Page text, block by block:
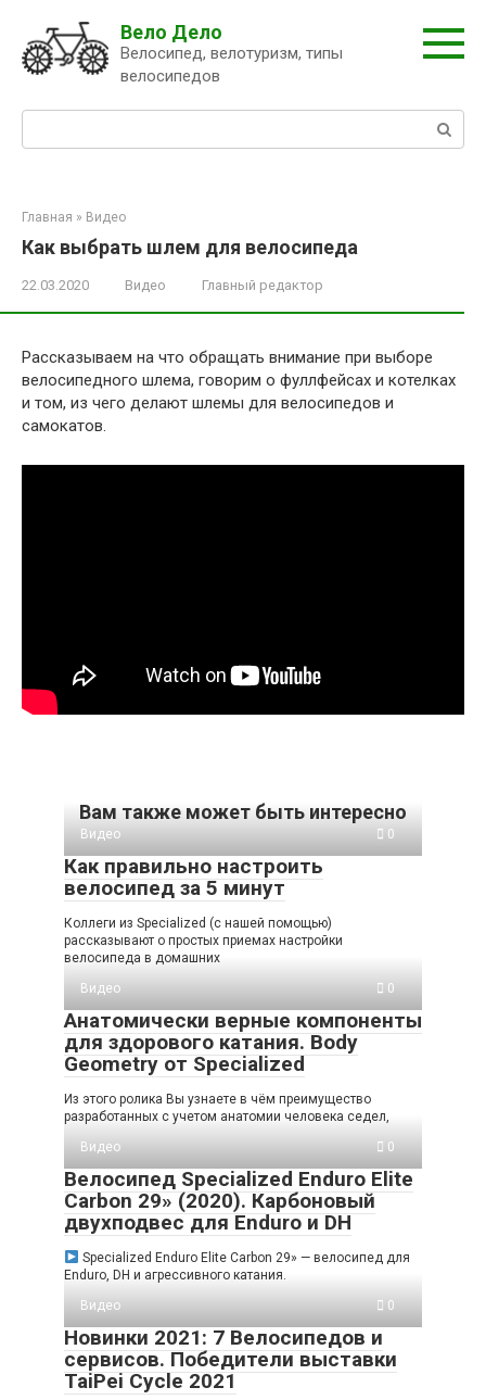
контенту
Вело Дело
Велосипед, велотуризм, типы
велосипедов
Главная » Видео
Как выбрать шлем для велосипеда
22.03.2020 Видео Главный редактор
Рассказываем на что обращать внимание при выборе
велосипедного шлема, говорим о фуллфейсах и котелках
и том, из чего делают шлемы для велосипедов и
самокатов.
Вам также может быть интересно
Видео 0
Как правильно настроить
велосипед за 5 минут
Коллеги из Specialized (с нашей помощью)
рассказывают о простых приемах настройки
велосипеда в домашних
Видео
0
Анатомически верные компоненты
для здорового катания. Body
Geometry от Specialized
Из этого ролика Вы узнаете в чём преимущество
разработанных с учетом анатомии человека седел,
Видео
0
Велосипед Specialized Enduro Elite
Carbon 29» (2020). Карбоновый
двухподвес для Enduro и DH
Specialized Enduro Elite Carbon 29» — велосипед для
Enduro, DH и агрессивного катания.
Видео
0
Новинки 2021: 7 Велосипедов и
сервисов. Победители выставки
TaiPei Cycle 2021